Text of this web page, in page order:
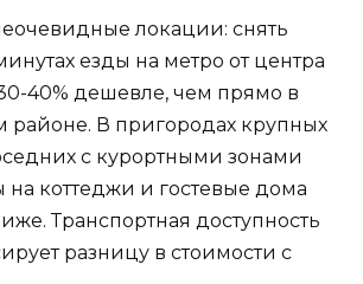
локации: снять
езды на метро от центра
40% дешевле, чем прямо в
районе. В пригородах крупных
с курортными зонами
на коттеджи и гостевые дома
Транспортная доступность
разницу в стоимости с